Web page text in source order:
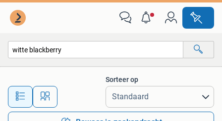
Alle afstanden…
Sorteer op